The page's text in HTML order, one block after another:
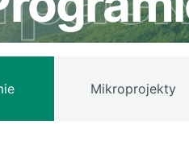
Mikroprojekty